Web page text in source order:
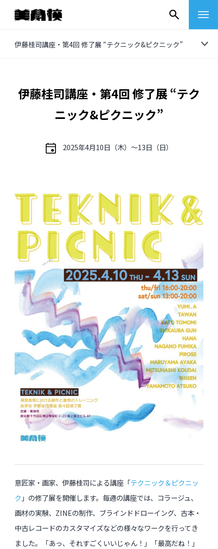
伊藤桂司講座・第4回 修了展 “テクニック&ピクニック”
イベントレポート
インタビュー
受講生・修了生の活動
展覧会アーカイブ
座談会
講座レポート
連載・コラム
未分類
近日開催のイベント・オープン講座・展覧会
イベント
オープン講座
過去のオープン講座
過去の展覧会
伊藤桂司講座・第4回 修了展 “テク
ニック&ピクニック”
2025年4月10日（木）〜13日（日）
意匠家・画家、伊藤桂司による講座「テクニック＆ピクニッ
ク 」の修了展を開催します。毎週の講座では、コラージュ、
画材の実験、ZINEの制作、ブラインドドローイング、古本・
中古レコードのカスタマイズなどの様々なワークを行ってき
ました。「あっ、それすごくいいじゃん！」「最高だね！」